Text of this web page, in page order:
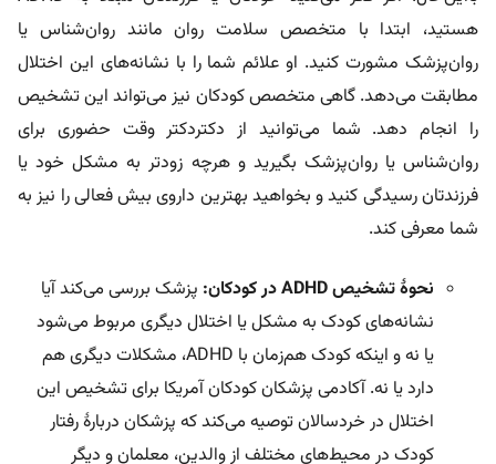
هستید، ابتدا با متخصص سلامت روان مانند روان‌شناس یا
روان‌پزشک مشورت کنید. او علائم شما را با نشانه‌های این اختلال‌
مطابقت می‌دهد. گاهی متخصص کودکان نیز می‌تواند این تشخیص
را انجام دهد. شما می‌توانید از دکتردکتر وقت حضوری برای
روان‌شناس یا روان‌پزشک بگیرید و هرچه زودتر به مشکل خود یا
فرزندتان رسیدگی کنید و بخواهید بهترین داروی بیش فعالی را نیز به
شما معرفی کند.
نحوۀ تشخیص ADHD در کودکان:
پزشک بررسی می‌کند آیا
نشانه‌های کودک به مشکل یا اختلال دیگری مربوط می‌شود
یا نه و اینکه کودک هم‌زمان با ADHD، مشکلات دیگری هم
دارد یا نه. آکادمی پزشکان کودکان آمریکا برای تشخیص این
اختلال در خردسالان توصیه می‌کند که پزشکان دربارۀ رفتار
کودک در محیط‌های مختلف از والدین، معلمان و دیگر